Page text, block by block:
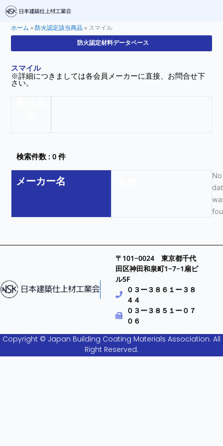
ホーム »防火認定該当商品» スマイル
防火認定材料データベース
スマイル
※詳細につきましては各会員メーカーに直接、お問合せ下
さい。
検索件数 : 0 件
メーカー名
No
〒101−0024 東京都千代
田区神田和泉町1−7−1扇ビ
ル5F
０３ー３８６１ー３８
４４
０３ー３８５１ー０７
０６
Copyright © Japan Building Coating Materials Association. All
Right Reserved.